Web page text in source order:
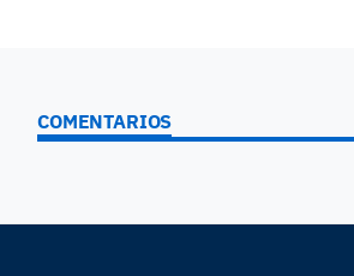
COMENTARIOS